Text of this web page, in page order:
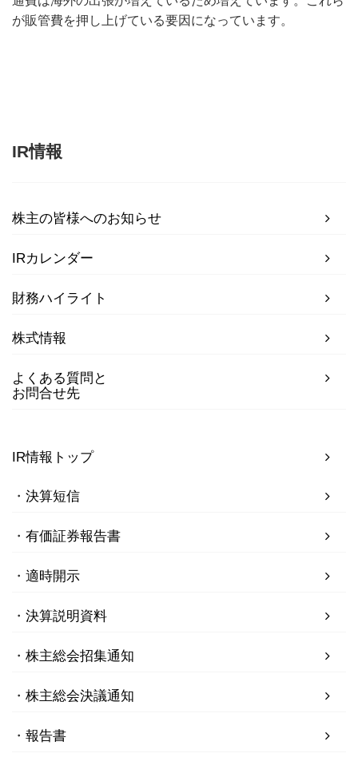
IR情報
株主の皆様へのお知らせ
IRカレンダー
財務ハイライト
株式情報
よくある質問と
お問合せ先
IR情報トップ
決算短信
有価証券報告書
適時開示
決算説明資料
株主総会招集通知
株主総会決議通知
報告書
が販管費を押し上げている要因になっています。